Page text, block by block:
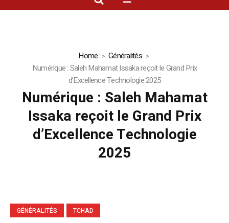
Home
Généralités
Numérique : Saleh Mahamat Issaka reçoit le Grand Prix
d’Excellence Technologie 2025
Numérique : Saleh Mahamat
Issaka reçoit le Grand Prix
d’Excellence Technologie
2025
GÉNÉRALITÉS TCHAD